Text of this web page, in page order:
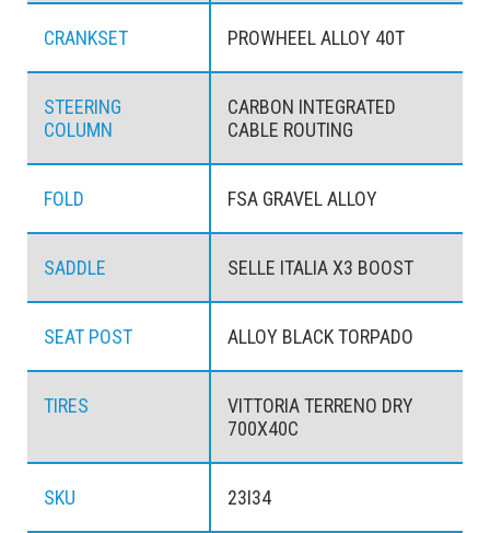
CRANKSET PROWHEEL ALLOY 40T
STEERING
COLUMN
CARBON INTEGRATED
CABLE ROUTING
FOLD FSA GRAVEL ALLOY
SADDLE SELLE ITALIA X3 BOOST
SEAT POST ALLOY BLACK TORPADO
TIRES
VITTORIA TERRENO DRY
700X40C
SKU 23I34